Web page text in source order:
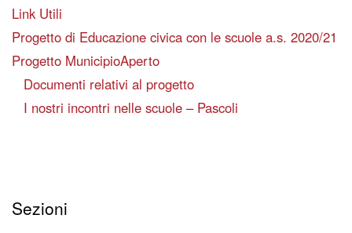
Link Utili
Progetto di Educazione civica con le scuole a.s. 2020/21
Progetto MunicipioAperto
Documenti relativi al progetto
I nostri incontri nelle scuole – Pascoli
Sezioni